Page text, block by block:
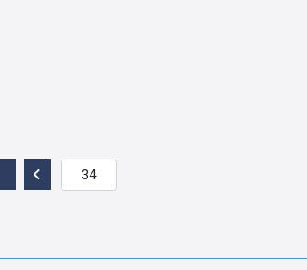
Przejdź do pierwszej strony
Przejdź do poprzedniej strony